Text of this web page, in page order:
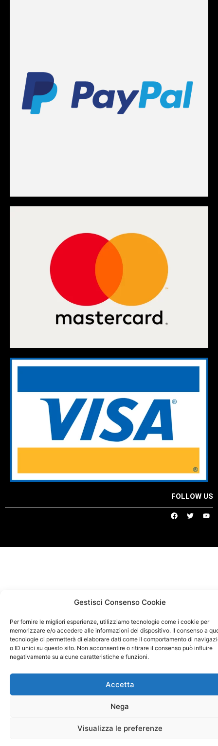
Gestisci Consenso Cookie
Per fornire le migliori esperienze, utilizziamo tecnologie come i cookie per
memorizzare e/o accedere alle informazioni del dispositivo. Il consenso a
tecnologie ci permetterà di elaborare dati come il comportamento di
o ID unici su questo sito. Non acconsentire o ritirare il consenso può influire
negativamente su alcune caratteristiche e funzioni.
Accetta
Nega
Visualizza le preferenze
FOLLOW US